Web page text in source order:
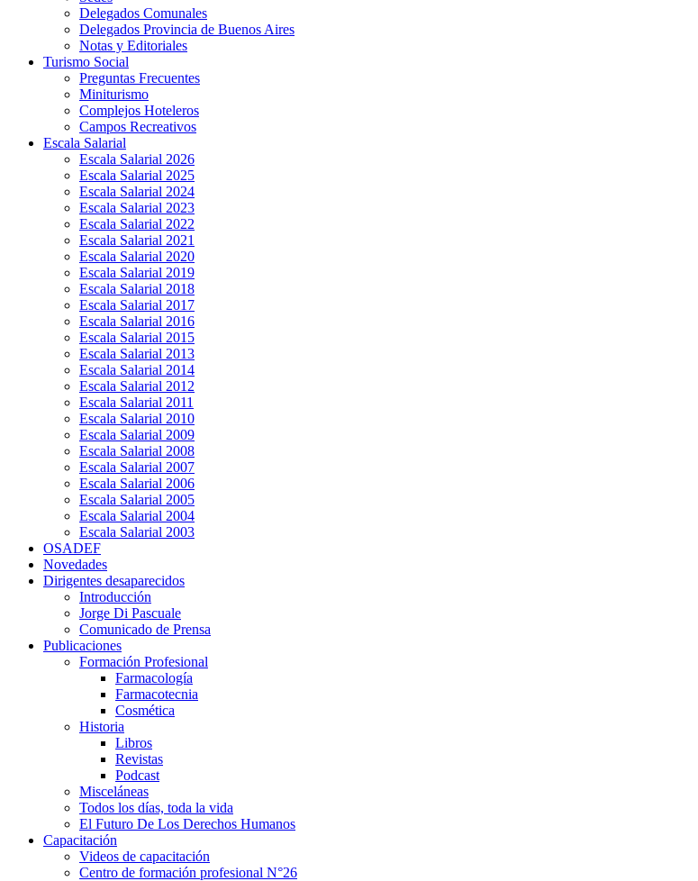
Delegados Comunales
Delegados Provincia de Buenos Aires
Notas y Editoriales
Turismo Social
Preguntas Frecuentes
Miniturismo
Complejos Hoteleros
Campos Recreativos
Escala Salarial
Escala Salarial 2026
Escala Salarial 2025
Escala Salarial 2024
Escala Salarial 2023
Escala Salarial 2022
Escala Salarial 2021
Escala Salarial 2020
Escala Salarial 2019
Escala Salarial 2018
Escala Salarial 2017
Escala Salarial 2016
Escala Salarial 2015
Escala Salarial 2013
Escala Salarial 2014
Escala Salarial 2012
Escala Salarial 2011
Escala Salarial 2010
Escala Salarial 2009
Escala Salarial 2008
Escala Salarial 2007
Escala Salarial 2006
Escala Salarial 2005
Escala Salarial 2004
Escala Salarial 2003
OSADEF
Novedades
Dirigentes desaparecidos
Introducción
Jorge Di Pascuale
Comunicado de Prensa
Publicaciones
Formación Profesional
Farmacología
Farmacotecnia
Cosmética
Historia
Libros
Revistas
Podcast
Misceláneas
Todos los días, toda la vida
El Futuro De Los Derechos Humanos
Capacitación
Videos de capacitación
Centro de formación profesional N°26